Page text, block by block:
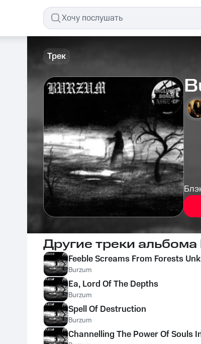
Трек
Другие треки альбома
Feeble Screams From Forests
Burzum
Ea, Lord Of The Depths
Burzum
Spell Of Destruction
Burzum
Channelling The Power Of Souls